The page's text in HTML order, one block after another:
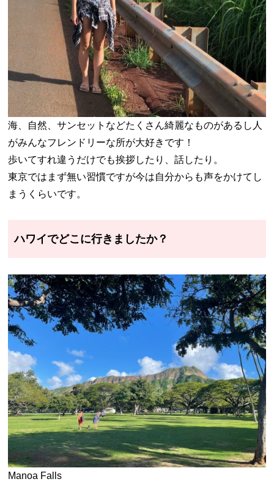
海、自然、サンセットなどたくさん綺麗なものがあるし人
がみんなフレンドリーな所が大好きです！
歩いてすれ違うだけでも挨拶したり、話したり。
東京ではまず無い習慣ですが今は自分からも声をかけてし
まうくらいです。
ハワイでどこに行きましたか？
Manoa Falls